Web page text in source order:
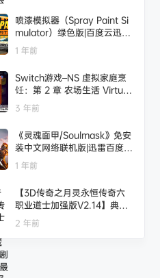
喷漆模拟器（Spray Paint Si
mulator）绿色版|百度云迅雷
下载
1 年前
Switch游戏–NS 虚拟家庭烹
饪：第 2 章 农场生活 Virtual
Families Cook Off: Chapter
2 – Farm Life 中文[NSP],百
3 年前
《灵魂面甲/Soulmask》免安
装中文网络联机版|迅雷百度云
下载
1 年前
【3D传奇之月灵永恒传奇六
职业道士加强版V2.14】典藏
怀旧3D传奇剧情任务端游-最
新打包Win服务端源码视频架
2 年前